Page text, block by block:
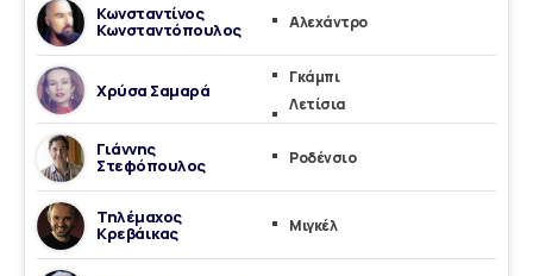
Κωνσταντίνος
Κωνσταντόπουλος Αλεχάντρο
Χρύσα Σαμαρά
Γκάμπι
Λετίσια
Γιάννης
Στεφόπουλος Ροδένσιο
Τηλέμαχος
Κρεβάικας Μιγκέλ